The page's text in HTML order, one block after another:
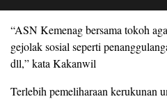
“ASN Kemenag bersama tokoh
gejolak sosial seperti
dll,” kata Kakanwil
Terlebih pemeliharaan kerukunan